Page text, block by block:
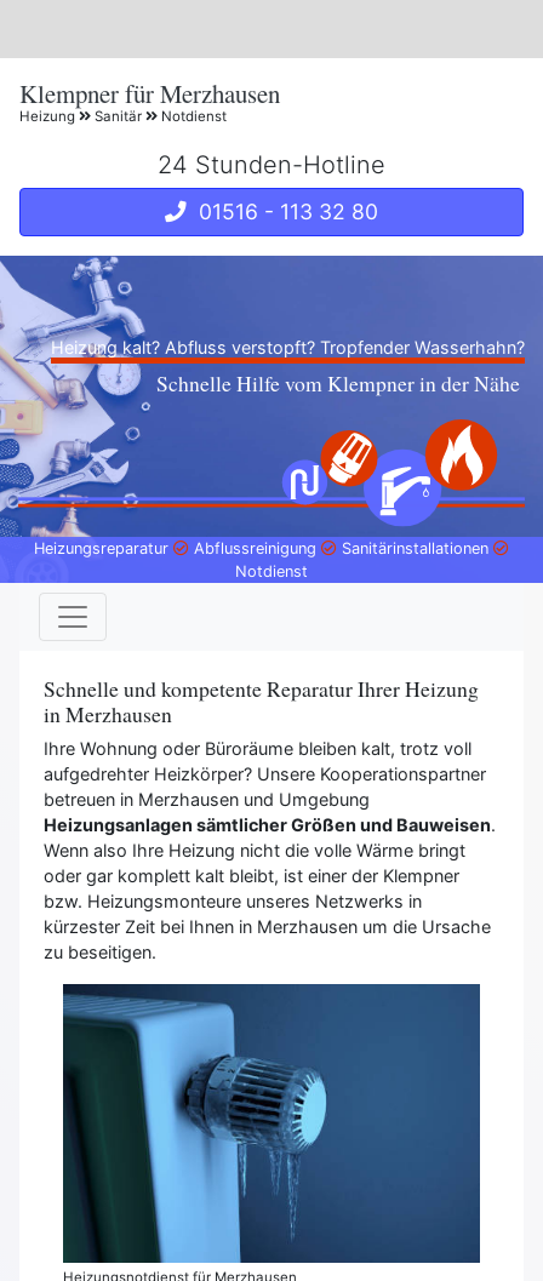
Klempner für Merzhausen
Heizung Sanitär Notdienst
24 Stunden-Hotline
01516 - 113 32 80
Heizung kalt? Abfluss verstopft? Tropfender Wasserhahn?
Schnelle Hilfe vom Klempner in der Nähe
Heizungsreparatur Abflussreinigung
Sanitärinstallationen
Notdienst
Schnelle und kompetente Reparatur Ihrer Heizung
in Merzhausen
Ihre Wohnung oder Büroräume bleiben kalt, trotz voll
aufgedrehter Heizkörper? Unsere Kooperationspartner
betreuen in Merzhausen und Umgebung
Heizungsanlagen sämtlicher Größen und Bauweisen.
Wenn also Ihre Heizung nicht die volle Wärme bringt
oder gar komplett kalt bleibt, ist einer der Klempner
bzw. Heizungsmonteure unseres Netzwerks in
kürzester Zeit bei Ihnen in Merzhausen um die Ursache
zu beseitigen.
Heizungsnotdienst für Merzhausen